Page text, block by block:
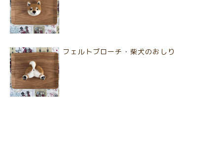
フェルトブローチ・柴犬のおしり